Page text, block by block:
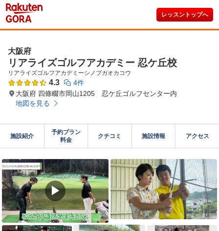
レッスントップへ
大阪府
リアライズゴルフアカデミー 忍ケ丘校
リアライズゴルフアカデミーシノブガオカコウ
4.3
4件
大阪府 四條畷市岡山1205 忍ケ丘ゴルフセンター内
地図を見る
施設紹介
予約プラン
料金
クチコミ 施設情報 アクセス
▶